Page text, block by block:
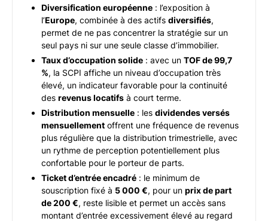
Diversification européenne : l’exposition à
l’Europe, combinée à des actifs diversifiés,
permet de ne pas concentrer la stratégie sur un
seul pays ni sur une seule classe d’immobilier.
Taux d’occupation solide : avec un TOF de 99,7
%, la SCPI affiche un niveau d’occupation très
élevé, un indicateur favorable pour la continuité
des revenus locatifs à court terme.
Distribution mensuelle : les dividendes versés
mensuellement offrent une fréquence de revenus
plus régulière que la distribution trimestrielle, avec
un rythme de perception potentiellement plus
confortable pour le porteur de parts.
Ticket d’entrée encadré : le minimum de
souscription fixé à 5 000 €, pour un prix de part
de 200 €, reste lisible et permet un accès sans
montant d’entrée excessivement élevé au regard